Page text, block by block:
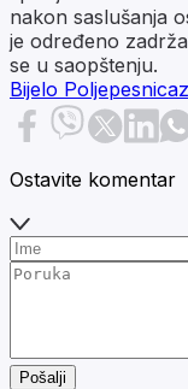
nakon saslušanja
je određeno
se u saopštenju.
Bijelo Poljepesnica
Ostavite komentar
Pošalji